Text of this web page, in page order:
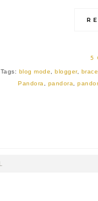
5
Tags: blog mode blogger,
Pandora
pandora ,